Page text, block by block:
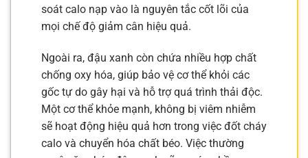
soát calo nạp vào là nguyên tắc cốt lõi của
mọi chế độ giảm cân hiệu quả.
Ngoài ra, đậu xanh còn chứa nhiều hợp chất
chống oxy hóa, giúp bảo vệ cơ thể khỏi các
gốc tự do gây hại và hỗ trợ quá trình thải độc.
Một cơ thể khỏe mạnh, không bị viêm nhiễm
sẽ hoạt động hiệu quả hơn trong việc đốt cháy
calo và chuyển hóa chất béo. Việc thường